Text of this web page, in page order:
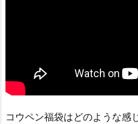
コウペン福袋はどのような感